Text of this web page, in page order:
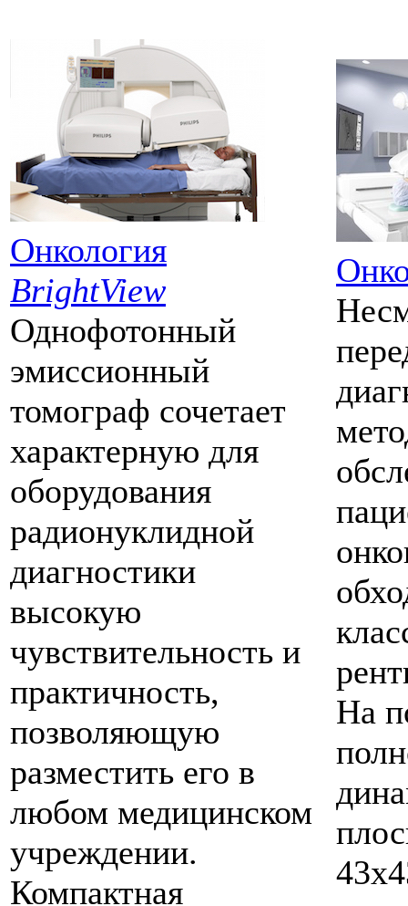
Онкология
BrightView
Однофотонный
эмиссионный
томограф сочетает
характерную для
оборудования
радионуклидной
диагностики
высокую
чувствительность и
практичность,
позволяющую
разместить его в
любом медицинском
учреждении.
Компактная
На